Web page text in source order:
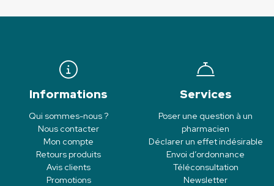
Informations
Qui sommes-nous ?
Nous contacter
Mon compte
Retours produits
Avis clients
Promotions
Services
Poser une question à un
pharmacien
Déclarer un effet indésirable
Envoi d’ordonnance
Téléconsultation
Newsletter